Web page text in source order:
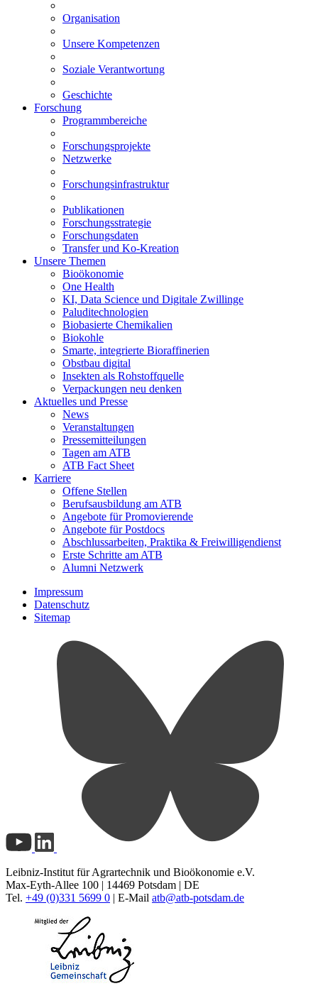
Organisation
Unsere Kompetenzen
Soziale Verantwortung
Geschichte
Forschung
Programmbereiche
Forschungsprojekte
Netzwerke
Forschungsinfrastruktur
Publikationen
Forschungsstrategie
Forschungsdaten
Transfer und Ko-Kreation
Unsere Themen
Bioökonomie
One Health
KI, Data Science und Digitale Zwillinge
Paluditechnologien
Biobasierte Chemikalien
Biokohle
Smarte, integrierte Bioraffinerien
Obstbau digital
Insekten als Rohstoffquelle
Verpackungen neu denken
Aktuelles und Presse
News
Veranstaltungen
Pressemitteilungen
Tagen am ATB
ATB Fact Sheet
Karriere
Offene Stellen
Berufsausbildung am ATB
Angebote für Promovierende
Angebote für Postdocs
Abschlussarbeiten, Praktika & Freiwilligendienst
Erste Schritte am ATB
Alumni Netzwerk
Impressum
Datenschutz
Sitemap
Leibniz-Institut für Agrartechnik und Bioökonomie e.V.
Max-Eyth-Allee 100 | 14469 Potsdam | DE
Tel. +49 (0)331 5699 0 | E-Mail atb@atb-potsdam.de